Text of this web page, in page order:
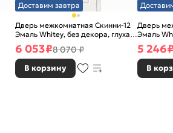
Доставим завтра
Дверь межкомнатная Скинни-12
Эмаль Whitey, без декора, глухая,
без стекла, без кромки, скиновая
6 053₽8 070 ₽
В корзину
Дверь
Эмаль
без
5 246₽
В